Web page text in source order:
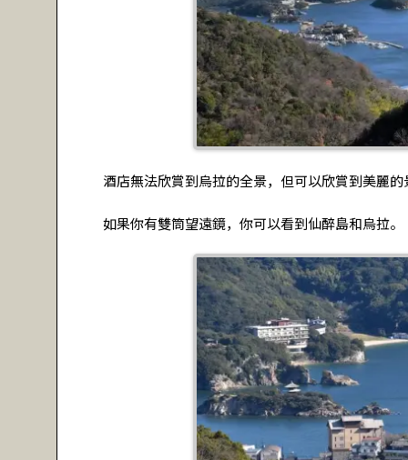
酒店無法欣賞到烏拉的全景，但可以欣賞到美麗
如果你有雙筒望遠鏡，你可以看到仙醉島和烏拉。